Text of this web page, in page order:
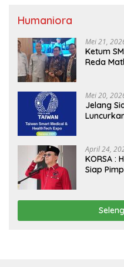
Humaniora
Mei 21,
Ketum
Reda
MBG,
Mei 20,
Jelang
April 24,
KORSA :
Siap